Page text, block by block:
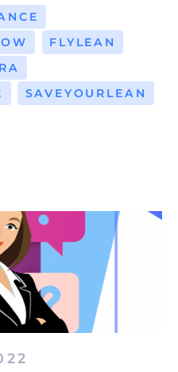
FLYLEAN
SAVEYOURLEAN